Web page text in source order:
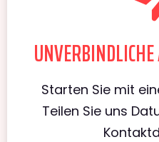
Starten Sie mit
Teilen Sie uns